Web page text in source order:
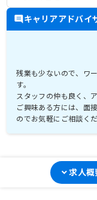
キャリアアドバイ
残業も少ないので、ワ
す。
スタッフの仲も良く、
ご興味ある方には、面
のでお気軽にご相談くだ
求人概